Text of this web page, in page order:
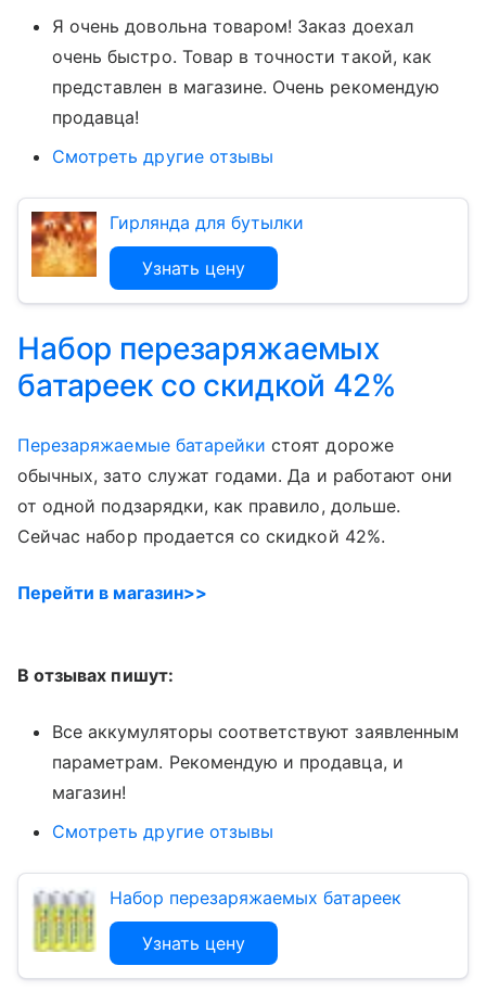
Я очень довольна товаром! Заказ доехал
очень быстро. Товар в точности такой, как
представлен в магазине. Очень рекомендую
продавца!
Смотреть другие отзывы
Гирлянда для бутылки
Узнать цену
Набор перезаряжаемых
батареек со скидкой 42%
Перезаряжаемые батарейки стоят дороже
обычных, зато служат годами. Да и работают они
от одной подзарядки, как правило, дольше.
Сейчас набор продается со скидкой 42%.
Перейти в магазин>>
В отзывах пишут:
Все аккумуляторы соответствуют заявленным
параметрам. Рекомендую и продавца, и
магазин!
Смотреть другие отзывы
Набор перезаряжаемых батареек
Узнать цену